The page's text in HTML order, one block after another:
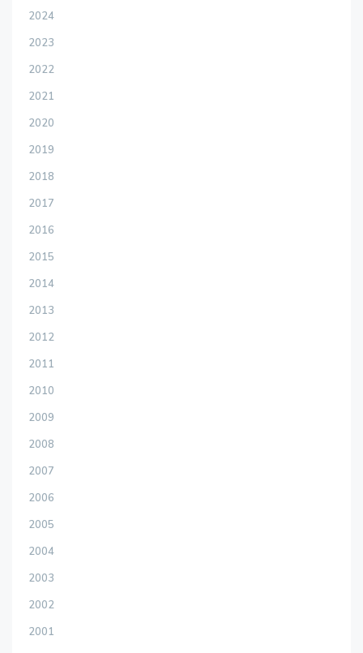
2024
2023
2022
2021
2020
2019
2018
2017
2016
2015
2014
2013
2012
2011
2010
2009
2008
2007
2006
2005
2004
2003
2002
2001